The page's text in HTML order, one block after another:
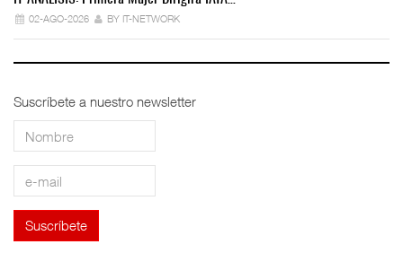
02-AGO-2026 BY IT-NETWORK
Suscríbete a nuestro newsletter